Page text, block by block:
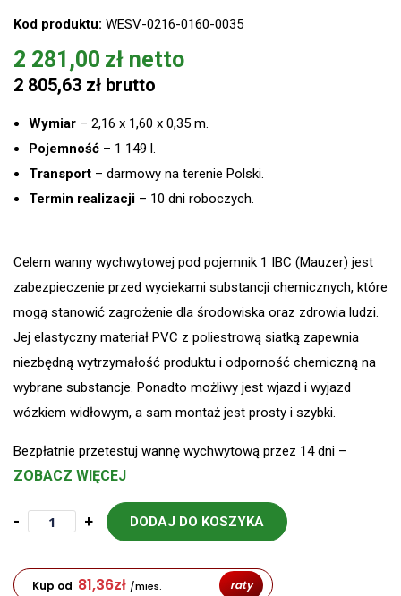
Kod produktu: WESV-0216-0160-0035
2 281,00 zł
2 805,63 zł
Wymiar – 2,16 x 1,60 x 0,35 m.
Pojemność – 1 149 l.
Transport – darmowy na terenie Polski.
Termin realizacji – 10 dni roboczych.
Celem wanny wychwytowej pod pojemnik 1 IBC (Mauzer) jest
zabezpieczenie przed wyciekami substancji chemicznych, które
mogą stanowić zagrożenie dla środowiska oraz zdrowia ludzi.
Jej elastyczny materiał PVC z poliestrową siatką zapewnia
niezbędną wytrzymałość produktu i odporność chemiczną na
wybrane substancje. Ponadto możliwy jest wjazd i wyjazd
wózkiem widłowym, a sam montaż jest prosty i szybki.
Bezpłatnie przetestuj wannę wychwytową przez 14 dni –
ZOBACZ WIĘCEJ
- + DODAJ DO KOSZYKA
Kup od 81,36zł /mies. raty